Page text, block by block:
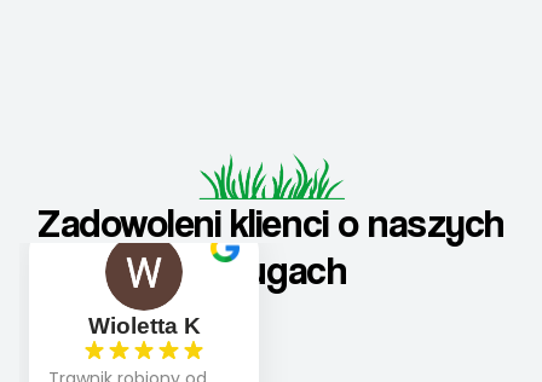
Zadowoleni klienci o naszych
usługach
Wioletta K